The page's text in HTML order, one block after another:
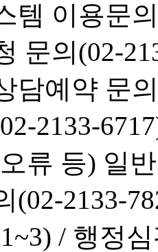
템 이용문
문의(02-
담예약 문
2133-
류 등) 일
(02-2133-
/ 행정심